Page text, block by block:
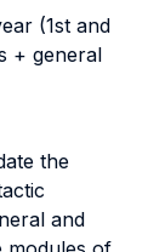
(1st and
+ general
the
and